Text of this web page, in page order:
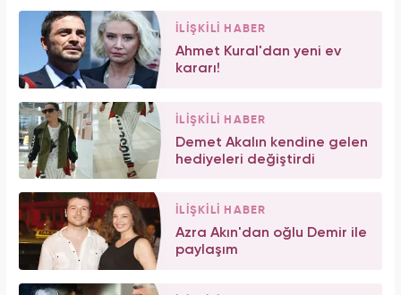
İLİŞKİLİ HABER
Ahmet Kural'dan yeni ev
kararı!
İLİŞKİLİ HABER
Demet Akalın kendine gelen
hediyeleri değiştirdi
İLİŞKİLİ HABER
Azra Akın'dan oğlu Demir ile
paylaşım